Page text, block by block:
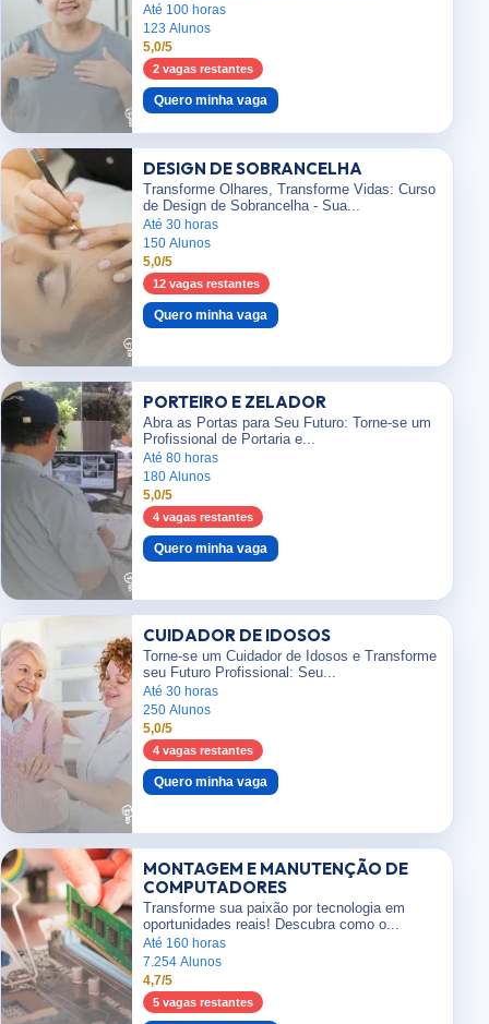
Até 100 horas
123 Alunos
5,0/5
2 vagas restantes
Quero minha vaga
DESIGN DE SOBRANCELHA
Transforme Olhares, Transforme Vidas: Curso
de Design de Sobrancelha - Sua...
Até 30 horas
150 Alunos
5,0/5
12 vagas restantes
Quero minha vaga
PORTEIRO E ZELADOR
Abra as Portas para Seu Futuro: Torne-se um
Profissional de Portaria e...
Até 80 horas
180 Alunos
5,0/5
4 vagas restantes
Quero minha vaga
CUIDADOR DE IDOSOS
Torne-se um Cuidador de Idosos e Transforme
seu Futuro Profissional: Seu...
Até 30 horas
250 Alunos
5,0/5
4 vagas restantes
Quero minha vaga
MONTAGEM E MANUTENÇÃO DE
COMPUTADORES
Transforme sua paixão por tecnologia em
oportunidades reais! Descubra como o...
Até 160 horas
7.254 Alunos
4,7/5
5 vagas restantes